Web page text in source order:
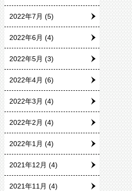
2022年7月 (5)
2022年6月 (4)
2022年5月 (3)
2022年4月 (6)
2022年3月 (4)
2022年2月 (4)
2022年1月 (4)
2021年12月 (4)
2021年11月 (4)